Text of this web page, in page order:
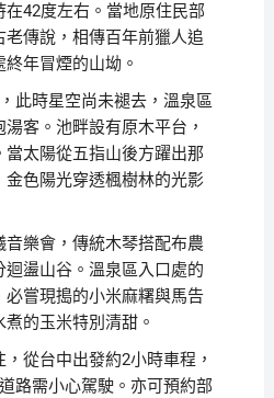
42度左右。當地原住民部
傳說，相傳百年前獵人追
年冒煙的山坳。
此時星空尚未褪去，溫泉區
客。池畔設有原木平台，
太陽從五指山後方躍出那
色陽光穿透楓樹林的光影
音樂會，傳統木琴搭配布農
盪山谷。溫泉區入口處的
嘗現搗的小米麻糬與馬告
的玉米特別清甜。
從台中出發約2小時車程，
路需小心駕駛。亦可預約部